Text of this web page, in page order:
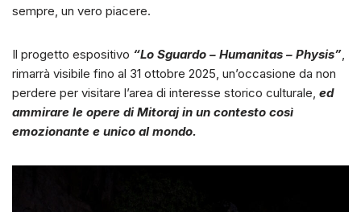
sempre, un vero piacere.
Il progetto espositivo “Lo Sguardo – Humanitas – Physis”,
rimarrà visibile fino al 31 ottobre 2025, un’occasione da non
perdere per visitare l’area di interesse storico culturale, ed
ammirare le opere di Mitoraj in un contesto così
emozionante e unico al mondo.